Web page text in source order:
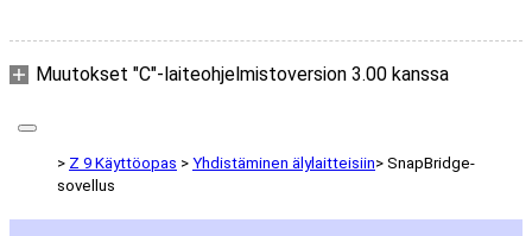
Muutokset "C"-laiteohjelmistoversion 3.00 kanssa
Z 9 Käyttöopas Yhdistäminen älylaitteisiin
SnapBridge-
sovellus